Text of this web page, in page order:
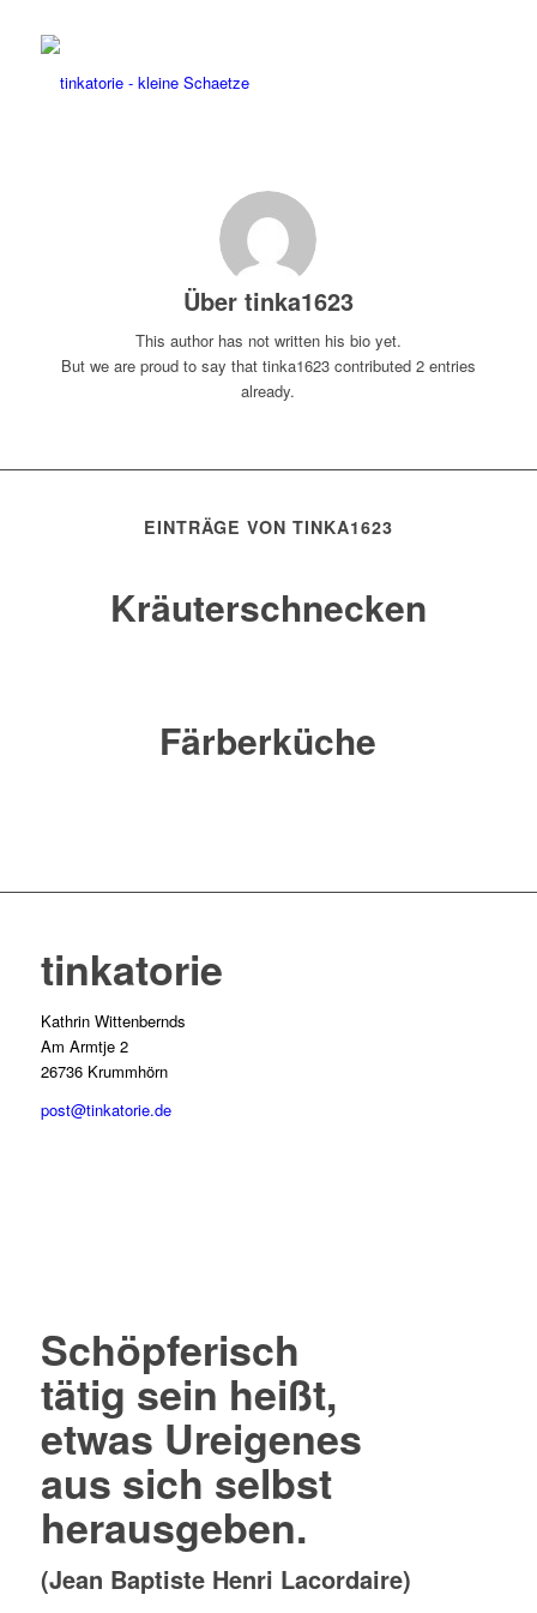
Über tinka1623
This author has not written his bio yet.
But we are proud to say that tinka1623contributed 2 entries
already.
EINTRÄGE VON TINKA1623
Kräuterschnecken
Färberküche
tinkatorie
Kathrin Wittenbernds
Am Armtje 2
26736 Krummhörn
post@tinkatorie.de
Schöpferisch
tätig sein heißt,
etwas Ureigenes
aus sich selbst
herausgeben.
(Jean Baptiste Henri Lacordaire)